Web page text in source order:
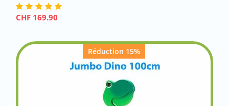
CHF 169.90
Réduction 15%